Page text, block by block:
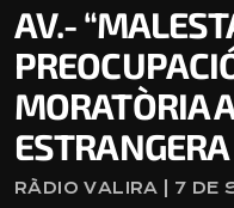
AV.-
MORATÒRIA
ESTRANGERA
RÀDIO VALIRA | 7 DE